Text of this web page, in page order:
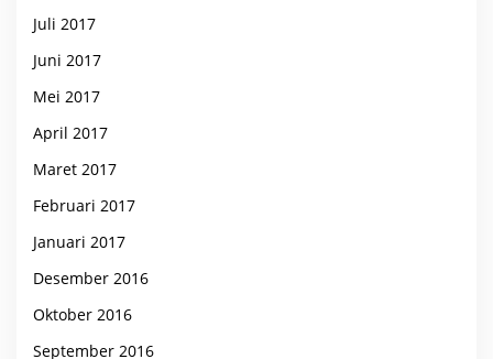
Juli 2017
Juni 2017
Mei 2017
April 2017
Maret 2017
Februari 2017
Januari 2017
Desember 2016
Oktober 2016
September 2016